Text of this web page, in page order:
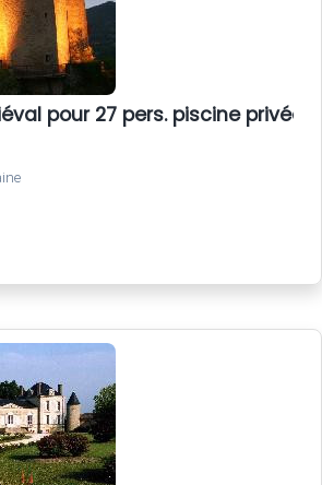
pour 27 pers. piscine privée